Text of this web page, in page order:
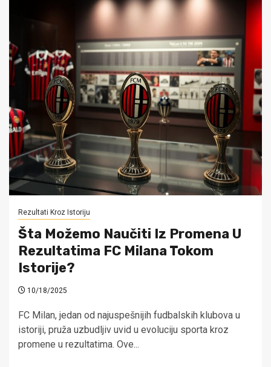
Rezultati Kroz Istoriju
Šta Možemo Naučiti Iz Promena U
Rezultatima FC Milana Tokom
Istorije?
10/18/2025
FC Milan, jedan od najuspešnijih fudbalskih klubova u
istoriji, pruža uzbudljiv uvid u evoluciju sporta kroz
promene u rezultatima. Ove...